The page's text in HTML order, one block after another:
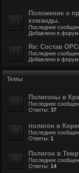
Положение о
команды.
Последнее
Добавлено в
Re: Состав
Последнее
Добавлено в
Темы
Полигоны в
Последнее
Ответы: 37
полигон в
Последнее
Ответы: 1
Полигон в
Последнее
Ответы: 14